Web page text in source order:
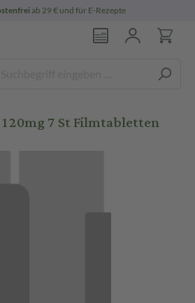
ab 29 € und für E-Rezepte
7 St Filmtabletten